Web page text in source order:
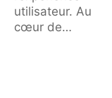
utilisateur. Au
cœur de…